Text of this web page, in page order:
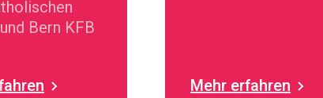
Bern KFB
Mehr erfahren